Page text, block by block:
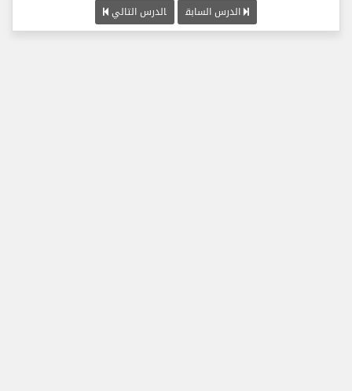
الدرس السابق الدرس التالي